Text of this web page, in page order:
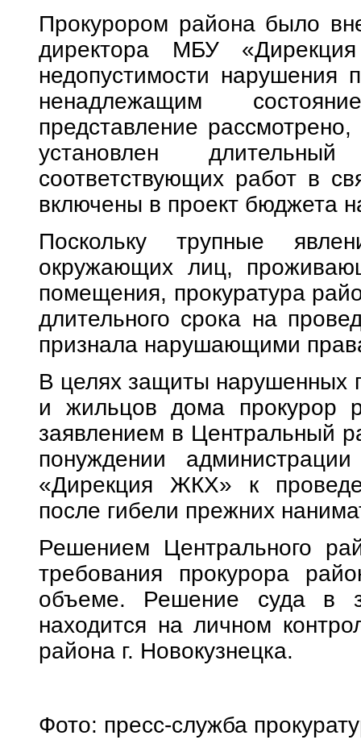
Прокурором района было
директора МБУ
недопустимости
ненадлежащим
представление
установлен
соответствующих работ в
включены в проект бюджета
Поскольку трупные
окружающих лиц,
помещения, прокуратура
длительного срока на
признала нарушающими
В целях защиты нарушенных
и жильцов дома прокурор
заявлением в Центральный
понуждении
«Дирекция ЖКХ» к
после гибели прежних
Решением Центрального
требования прокурора
объеме. Решение суда в
находится на личном
района г. Новокузнецка.
Фото: пресс-служба